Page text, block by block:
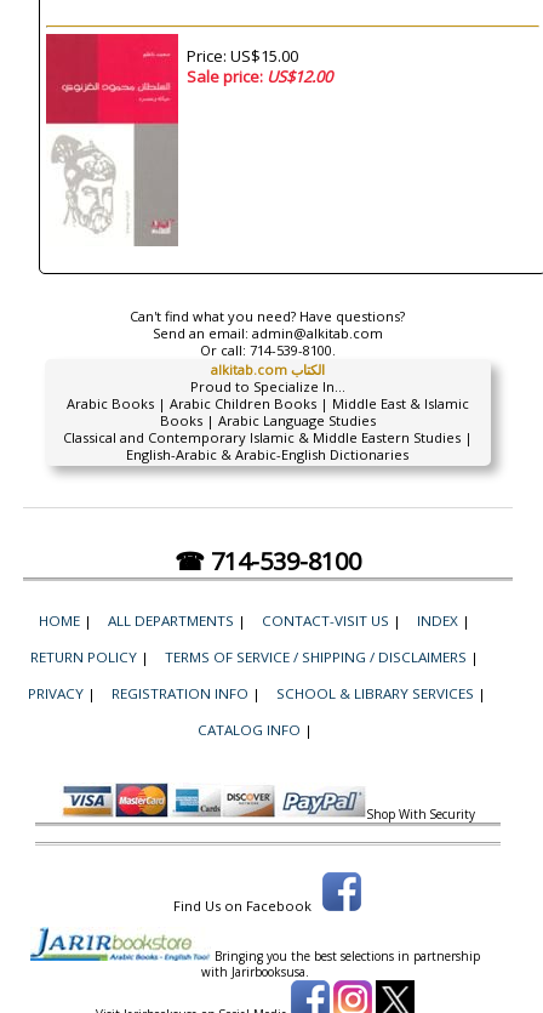
Price: US$15.00
Sale price: US$12.00
Can't find what you need? Have questions?
Send an email: admin@alkitab.com
Or call: 714-539-8100.
alkitab.com الكتاب
Proud to Specialize In...
Arabic Books | Arabic Children Books | Middle East & Islamic
Books | Arabic Language Studies
Classical and Contemporary Islamic & Middle Eastern Studies |
English-Arabic & Arabic-English Dictionaries
☎ 714-539-8100
HOME | ALL DEPARTMENTS | CONTACT-VISIT US | INDEX |
RETURN POLICY | TERMS OF SERVICE / SHIPPING / DISCLAIMERS |
PRIVACY | REGISTRATION INFO | SCHOOL & LIBRARY SERVICES |
CATALOG INFO |
Shop With Security
Find Us on Facebook
Bringing you the best selections in partnership
with Jarirbooksusa.